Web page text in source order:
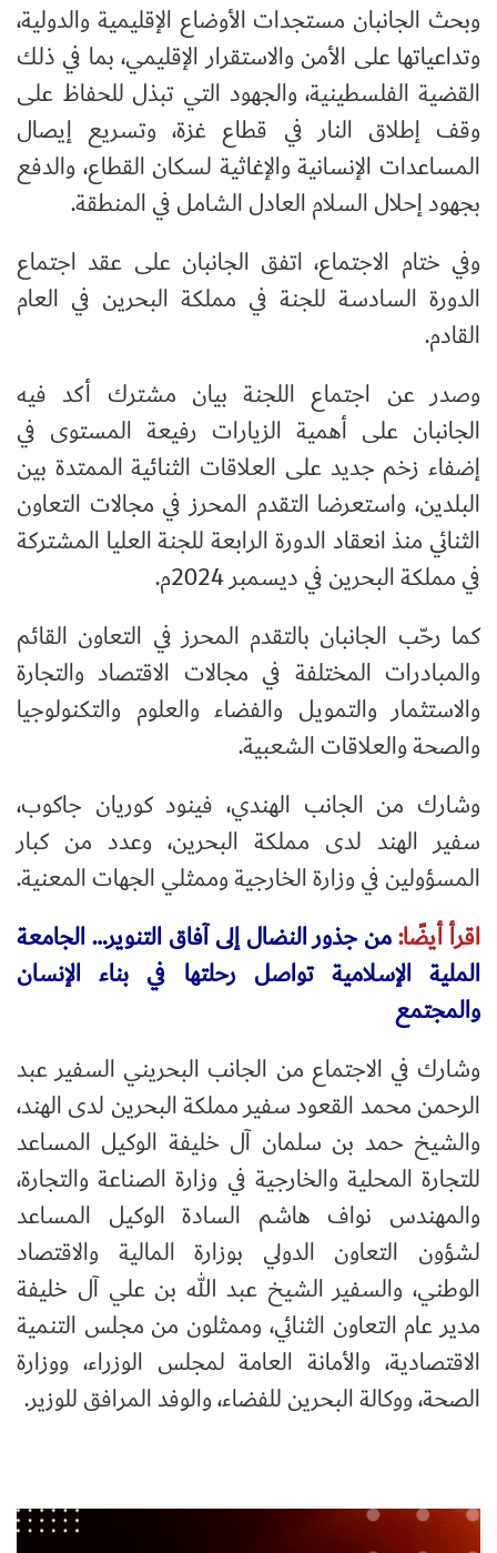
وبحث الجانبان مستجدات الأوضاع الإقليمية والدولية،
وتداعياتها على الأمن والاستقرار الإقليمي، بما في ذلك
القضية الفلسطينية، والجهود التي تبذل للحفاظ على
وقف إطلاق النار في قطاع غزة، وتسريع إيصال
المساعدات الإنسانية والإغاثية لسكان القطاع، والدفع
بجهود إحلال السلام العادل الشامل في المنطقة.
وفي ختام الاجتماع، اتفق الجانبان على عقد اجتماع
الدورة السادسة للجنة في مملكة البحرين في العام
القادم.
وصدر عن اجتماع اللجنة بيان مشترك أكد فيه
الجانبان على أهمية الزيارات رفيعة المستوى في
إضفاء زخم جديد على العلاقات الثنائية الممتدة بين
البلدين، واستعرضا التقدم المحرز في مجالات التعاون
الثنائي منذ انعقاد الدورة الرابعة للجنة العليا المشتركة
في مملكة البحرين في ديسمبر 2024م.
كما رحّب الجانبان بالتقدم المحرز في التعاون القائم
والمبادرات المختلفة في مجالات الاقتصاد والتجارة
والاستثمار والتمويل والفضاء والعلوم والتكنولوجيا
والصحة والعلاقات الشعبية.
وشارك من الجانب الهندي، فينود كوريان جاكوب،
سفير الهند لدى مملكة البحرين، وعدد من كبار
المسؤولين في وزارة الخارجية وممثلي الجهات المعنية.
اقرأ أيضًا:من جذور النضال إلى آفاق التنوير… الجامعة
الملية الإسلامية تواصل رحلتها في بناء الإنسان
والمجتمع
وشارك في الاجتماع من الجانب البحريني السفير عبد
الرحمن محمد القعود سفير مملكة البحرين لدى الهند،
والشيخ حمد بن سلمان آل خليفة الوكيل المساعد
للتجارة المحلية والخارجية في وزارة الصناعة والتجارة،
والمهندس نواف هاشم السادة الوكيل المساعد
لشؤون التعاون الدولي بوزارة المالية والاقتصاد
الوطني، والسفير الشيخ عبد الله بن علي آل خليفة
مدير عام التعاون الثنائي، وممثلون من مجلس التنمية
الاقتصادية، والأمانة العامة لمجلس الوزراء، ووزارة
الصحة، ووكالة البحرين للفضاء، والوفد المرافق للوزير.